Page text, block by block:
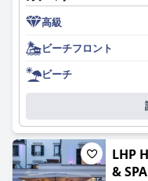
ル ミラマレは、リビエラ
高級
ビーチフロント
ビーチ
LHP
& SPA